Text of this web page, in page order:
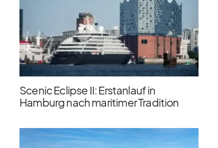
Scenic Eclipse II: Erstanlauf in
Hamburg nach maritimer Tradition